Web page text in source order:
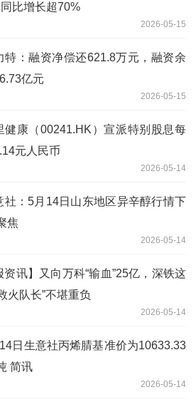
比增长超70%
2026-05-15
特：融资净偿还621.8万元，融资余
亿元
2026-05-15
健康（00241.HK）宣派特别股息每
元人民币
2026-05-14
社：5月14日山东地区异辛醇行情下
焦
2026-05-14
资讯】又向万科“输血”25亿，深铁这
火队长”不堪重负
2026-05-14
日生意社丙烯腈基准价为10633.33
简讯
2026-05-14